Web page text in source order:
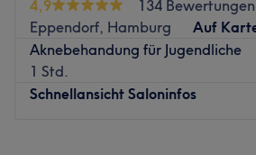
Fachkenntnis beraten und finden Sie
ideal zu Ihrem Körper und Ihren
Sie schon heute online Ihren
Zurück zur
4,9
134 Bewertungen
Eppendorf, Hamburg
Auf
Aknebehandung für Jugendliche
1 Std.
Schnellansicht Saloninfos